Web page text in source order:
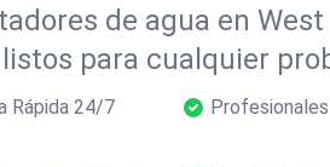
de agua en West
para cualquier
Rápida 24/7